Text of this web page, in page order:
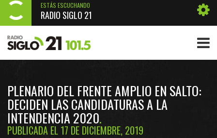
ESTÁS ESCUCHANDO
RADIO SIGLO 21
PLENARIO DEL FRENTE AMPLIO EN SALTO:
DECIDEN LAS CANDIDATURAS A LA
INTENDENCIA 2020
PUBLICADA EL 17 DE DICIEMBRE, 2019